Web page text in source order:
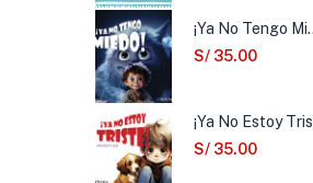
¡Ya No Tengo Miedo!
S/ 35.00
¡Ya No Estoy Triste!
S/ 35.00